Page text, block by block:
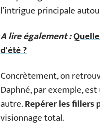
l’intrigue principale
A lire également :
d'été ?
Concrètement, on
Daphné, par exemple, est
autre.Repérer les fillers
visionnage total.